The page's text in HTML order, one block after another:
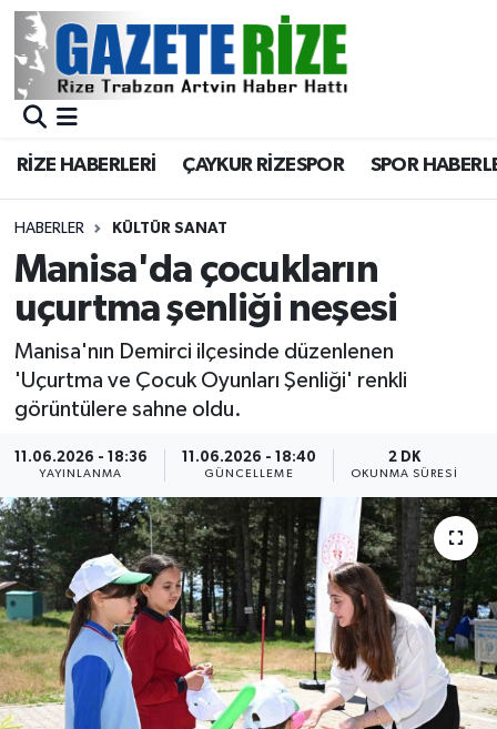
RİZE HABERLERİ ÇAYKUR RİZESPOR SPOR
HABERLER KÜLTÜR SANAT
Manisa'da çocukların
uçurtma şenliği neşesi
Manisa'nın Demirci ilçesinde düzenlenen
'Uçurtma ve Çocuk Oyunları Şenliği' renkli
görüntülere sahne oldu.
11.06.2026 - 18:36
YAYINLANMA
11.06.2026 - 18:40
GÜNCELLEME
2 DK
OKUNMA SÜRESI
BÖLGEMİZ
Asayiş
Rize Jandarma Komutanlığı
Bilim Teknoloji
Canlı Maç
ÇEVRE
Dış Haberler
Dünya
EĞİTİM
Merkez Nöbetçi Eczaneler
Merkez Trafik Yoğunluk Haritası
Süper Lig Puan Durumu ve Fikstür
Tüm Manşetler
Son Dakika Haberleri